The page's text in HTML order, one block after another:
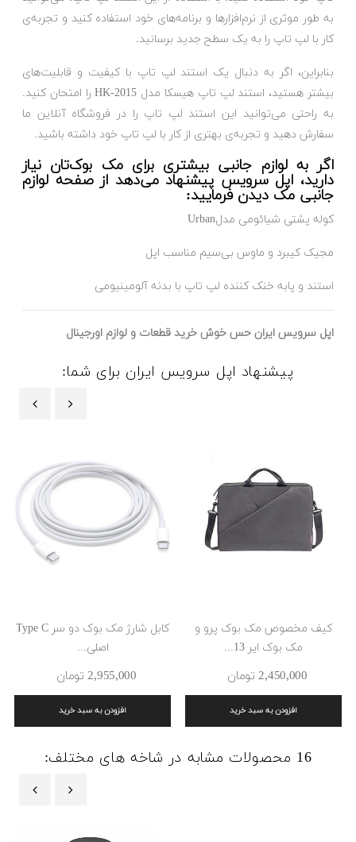
به طور موثری از نرم‌افزارها و برنامه‌های خود استفاده کنید و تجربه‌ی
کار با لپ تاپ را به یک سطح جدید برسانید.
بنابراین، اگر به دنبال یک استند لپ تاپ با کیفیت و قابلیت‌های
بیشتر هستید، استند لپ تاپ هیسکا مدل HK-2015 را امتحان کنید.
به راحتی می‌توانید این استند لپ تاپ را در فروشگاه آنلاین ما
سفارش دهید و تجربه‌ی بهتری از کار با لپ تاپ خود داشته باشید.
اگر به لوازم جانبی بیشتری برای مک بوک‌تان نیاز
دارید، اپل سرویس پیشنهاد می‌دهد از صفحه لوازم
جانبی مک دیدن فرمایید:
کوله پشتی شیائومی مدلUrban
مجیک کیبرد و ماوس بی‌سیم مناسب اپل
استند و پابه خنک کننده لپ تاپ با بدنه آلومینیومی
اپل سرویس ایران حس خوش خرید قطعات و لوازم اورجینال
پیشنهاد اپل سرویس ایران برای شما:
کیف مخصوص مک بوک پرو و
مک بوک ایر 13...
2٬450٬000 ‎تومان
افزودن به سبد خرید
کابل شارژ مک بوک دو سر Type C
اصلی...
2٬955٬000 ‎تومان
افزودن به سبد خرید
16 محصولات مشابه در شاخه های مختلف: